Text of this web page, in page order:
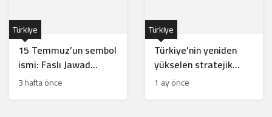
15 Temmuz’un sembol
ismi: Faslı Jawad
Merroun’un hikayesi
Türkiye
3 hafta önce
Türkiye’nin yeniden
yükselen stratejik
hamleleri İsrail’i
rahatsız ediyor
Türkiye
1 ay önce